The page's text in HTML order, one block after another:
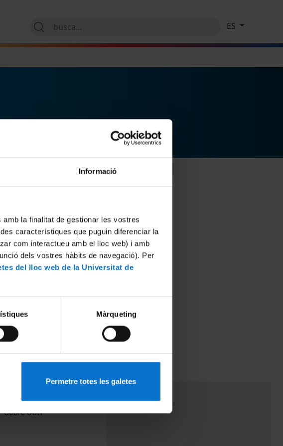
Informació
la finalitat de gestionar les vostres
característiques que puguin diferenciar la
com interactueu amb el lloc web) i amb
dels vostres hàbits de navegació). Per
del lloc web de la Universitat de
Màrqueting
Permetre totes les galetes
ES
Sobre UBtv